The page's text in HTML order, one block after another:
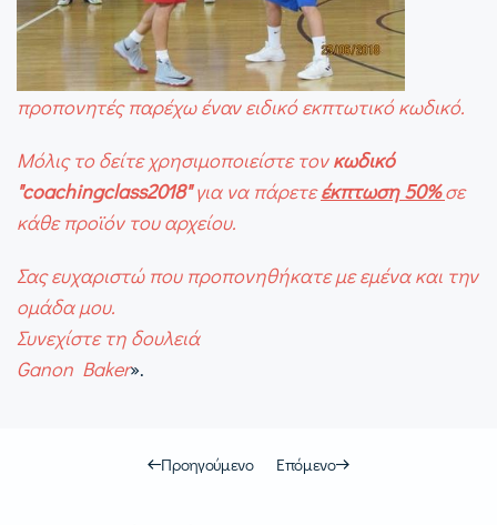
προπονητές παρέχω έναν ειδικό εκπτωτικό κωδικό.
Μόλις το δείτε χρησιμοποιείστε τονκωδικό
"coachingclass2018"για να πάρετεέκπτωση 50% σε
κάθε προϊόν του αρχείου.
Σας ευχαριστώ που προπονηθήκατε με εμένα και την
ομάδα μου.
Συνεχίστε τη δουλειά
Ganon Baker».
Προηγούμενο Επόμενο